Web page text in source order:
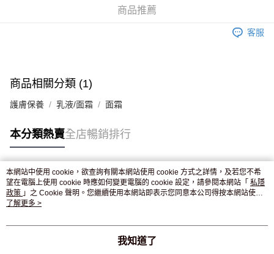
付款後門市自取，訂單確認後2-4個工作天到店，7天內取。逾期後
商品推薦
客服
商品相關分類 (1)
護膚保養 乳液/面霜 面霜
本分類熱賣全店暢銷排行
熱門標籤
熱銷排行
本網站中使用 cookie，欲查詢有關本網站使用 cookie 方式之詳情，及若您不希
望在電腦上使用 cookie 時應如何變更電腦的 cookie 設定，請參閱本網站「 私隱
政策 」之 Cookie 聲明。您繼續使用本網站即表示您同意本公司得按本網站使用
條款之 Cookie 聲明使用 cookie。
了解更多 >
我知道了